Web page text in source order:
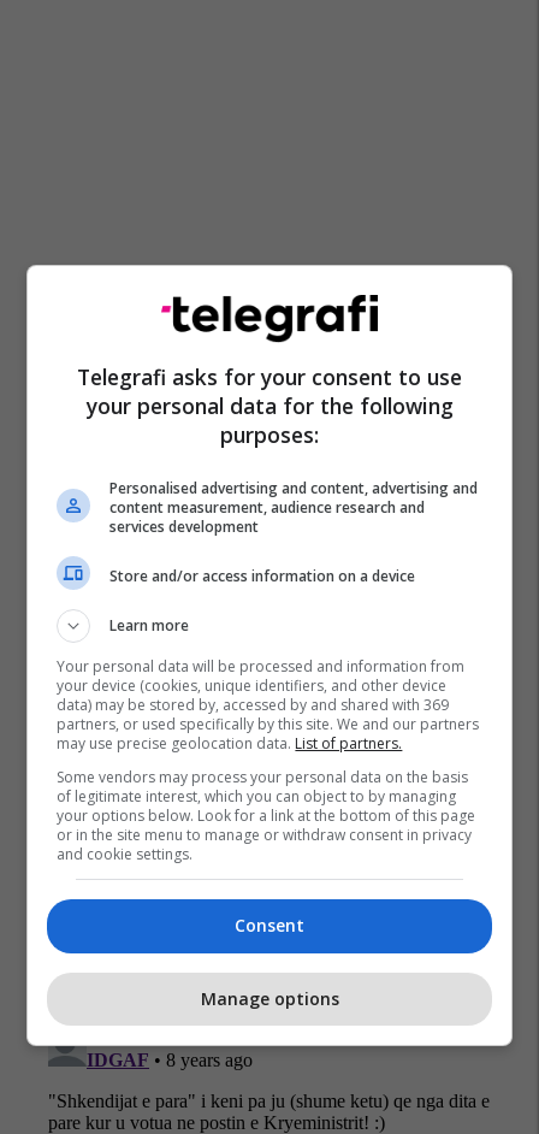
Ajnishahe Halimi Kryeministër Ramush Haradinaj
Telegrafi asks for your consent to use
your personal data for the following
purposes:
Personalised advertising and content, advertising and
content measurement, audience research and
services development
Store and/or access information on a device
Learn more
Your personal data will be processed and information from
your device (cookies, unique identifiers, and other device
data) may be stored by, accessed by and shared with 369
partners, or used specifically by this site. We and our partners
may use precise geolocation data. List of partners.
Some vendors may process your personal data on the basis
of legitimate interest, which you can object to by managing
your options below. Look for a link at the bottom of this page
or in the site menu to manage or withdraw consent in privacy
and cookie settings.
Consent
Manage options